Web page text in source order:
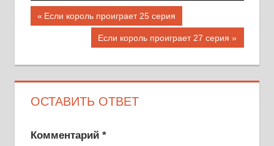
Навигация
записям
Предыдущая
Если король проиграет 25 серия
Следующая
Если король проиграет 27 серия
ОСТАВИТЬ ОТВЕТ
Комментарий *